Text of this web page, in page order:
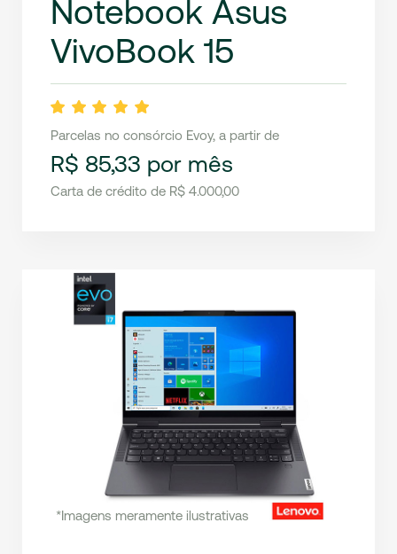
Notebook Asus
VivoBook 15
Parcelas no consórcio Evoy, a partir de
R$ 85,33 por mês
Carta de crédito de R$ 4.000,00
*Imagens meramente ilustrativas